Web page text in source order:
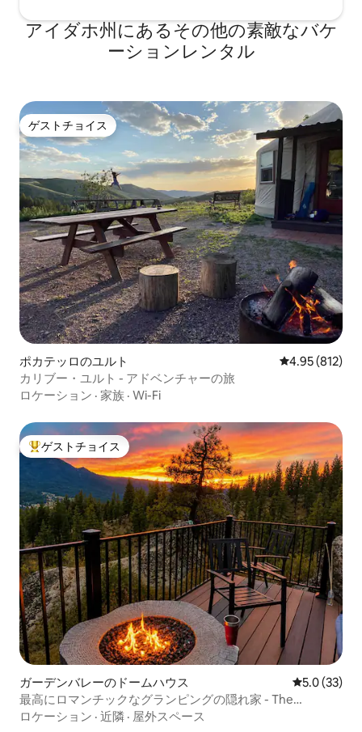
アイダホ州にあるその他の素敵なバケ
ーションレンタル
ゲストチョイス
ゲストチョイス
ポカテッロのユルト レビュー812
4.95 (812)
カリブー・ユルト - アドベンチャーの旅
ロケーション · 家族 · Wi-Fi
大好評のゲストチョイスです。
ゲストチョイス
ガーデンバレーのドームハウス レビュー33
5.0 (33)
最高にロマンチックなグランピングの隠れ家 - The
Domestead
ロケーション · 近隣 · 屋外スペース